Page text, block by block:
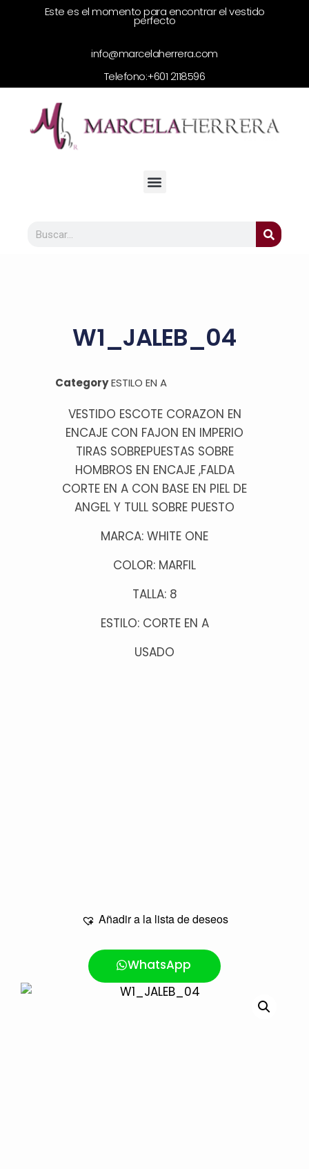
Este es el momento para encontrar el vestido
perfecto
info@marcelaherrera.com
Telefono:+601 2118596
W1_JALEB_04
CategoryESTILO EN A
VESTIDO ESCOTE CORAZON EN
ENCAJE CON FAJON EN IMPERIO
TIRAS SOBREPUESTAS SOBRE
HOMBROS EN ENCAJE ,FALDA
CORTE EN A CON BASE EN PIEL DE
ANGEL Y TULL SOBRE PUESTO
MARCA: WHITE ONE
COLOR: MARFIL
TALLA: 8
ESTILO: CORTE EN A
USADO
Añadir a la lista de deseos
WhatsApp